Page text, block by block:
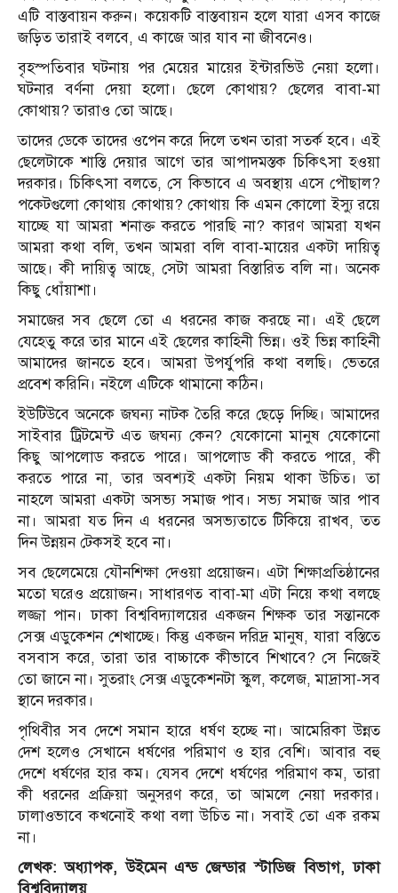
এটি বাস্তবায়ন করুন। কয়েকটি বাস্তবায়ন হলে যারা এসব কাজে
জড়িত তারাই বলবে, এ কাজে আর যাব না জীবনেও।
বৃহস্পতিবার ঘটনায় পর মেয়ের মায়ের ইন্টারভিউ নেয়া হলো।
ঘটনার বর্ণনা দেয়া হলো। ছেলে কোথায়? ছেলের বাবা-মা
কোথায়? তারাও তো আছে।
তাদের ডেকে তাদের ওপেন করে দিলে তখন তারা সতর্ক হবে। এই
ছেলেটাকে শাস্তি দেয়ার আগে তার আপাদমস্তক চিকিৎসা হওয়া
দরকার। চিকিৎসা বলতে, সে কিভাবে এ অবস্থায় এসে পৌছাল?
পকেটগুলো কোথায় কোথায়? কোথায় কি এমন কোলো ইস্যু রয়ে
যাচ্ছে যা আমরা শনাক্ত করতে পারছি না? কারণ আমরা যখন
আমরা কথা বলি, তখন আমরা বলি বাবা-মায়ের একটা দায়িত্ব
আছে। কী দায়িত্ব আছে, সেটা আমরা বিস্তারিত বলি না। অনেক
কিছু ধোঁয়াশা।
সমাজের সব ছেলে তো এ ধরনের কাজ করছে না। এই ছেলে
যেহেতু করে তার মানে এই ছেলের কাহিনী ভিন্ন। ওই ভিন্ন কাহিনী
আমাদের জানতে হবে। আমরা উপর্যুপরি কথা বলছি। ভেতরে
প্রবেশ করিনি। নইলে এটিকে থামানো কঠিন।
ইউটিউবে অনেকে জঘন্য নাটক তৈরি করে ছেড়ে দিচ্ছি। আমাদের
সাইবার ট্রিটমেন্ট এত জঘন্য কেন? যেকোনো মানুষ যেকোনো
কিছু আপলোড করতে পারে। আপলোড কী করতে পারে, কী
করতে পারে না, তার অবশ্যই একটা নিয়ম থাকা উচিত। তা
নাহলে আমরা একটা অসভ্য সমাজ পাব। সভ্য সমাজ আর পাব
না। আমরা যত দিন এ ধরনের অসভ্যতাতে টিকিয়ে রাখব, তত
দিন উন্নয়ন টেকসই হবে না।
সব ছেলেমেয়ে যৌনশিক্ষা দেওয়া প্রয়োজন। এটা শিক্ষাপ্রতিষ্ঠানের
মতো ঘরেও প্রয়োজন। সাধারণত বাবা-মা এটা নিয়ে কথা বলছে
লজ্জা পান। ঢাকা বিশ্ববিদ্যালয়ের একজন শিক্ষক তার সন্তানকে
সেক্স এডুকেশন শেখাচ্ছে। কিন্তু একজন দরিদ্র মানুষ, যারা বস্তিতে
বসবাস করে, তারা তার বাচ্চাকে কীভাবে শিখাবে? সে নিজেই
তো জানে না। সুতরাং সেক্স এডুকেশনটা স্কুল, কলেজ, মাদ্রাসা-সব
স্থানে দরকার।
পৃথিবীর সব দেশে সমান হারে ধর্ষণ হচ্ছে না। আমেরিকা উন্নত
দেশ হলেও সেখানে ধর্ষণের পরিমাণ ও হার বেশি। আবার বহু
দেশে ধর্ষণের হার কম। যেসব দেশে ধর্ষণের পরিমাণ কম, তারা
কী ধরনের প্রক্রিয়া অনুসরণ করে, তা আমলে নেয়া দরকার।
ঢালাওভাবে কখনোই কথা বলা উচিত না। সবাই তো এক রকম
না।
লেখক: অধ্যাপক, উইমেন এন্ড জেন্ডার স্টাডিজ বিভাগ, ঢাকা
বিশ্ববিদ্যালয়